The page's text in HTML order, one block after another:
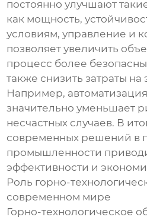
постоянно улучшают
как мощность,
условиям, управление и
позволяет увеличить
процесс более
также снизить затраты на
Например,
значительно уменьшает
несчастных случаев. В
современных решений в
промышленности
эффективности и
Роль горно-
современном мире
Горно-технологическое